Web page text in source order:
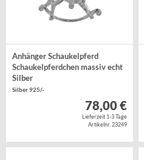
Anhänger Schaukelpferd
Schaukelpferdchen massiv echt
Silber
Silber 925/-
78,00 €
Lieferzeit 1-3 Tage
Artikelnr. 23249